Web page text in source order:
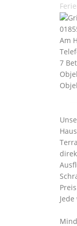
Am
7